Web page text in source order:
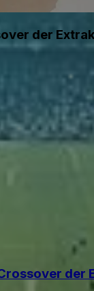
der
der